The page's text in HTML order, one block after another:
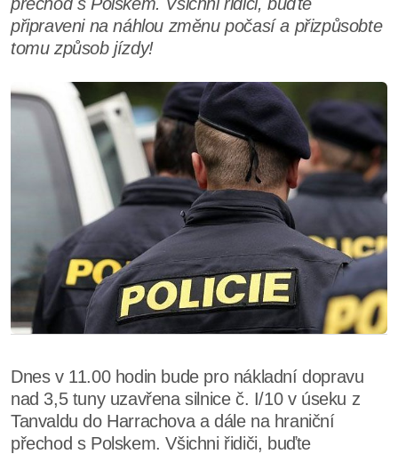
připraveni na náhlou změnu počasí a přizpůsobte
tomu způsob jízdy!
Dnes v 11.00 hodin bude pro nákladní dopravu
nad 3,5 tuny uzavřena silnice č. I/10 v úseku z
Tanvaldu do Harrachova a dále na hraniční
přechod s Polskem. Všichni řidiči, buďte